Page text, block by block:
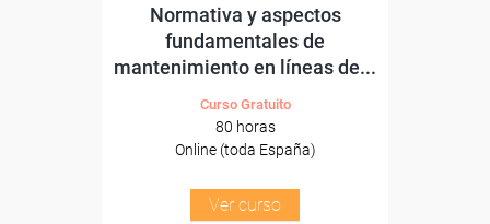
Normativa y aspectos
fundamentales de
mantenimiento en líneas de...
Curso Gratuito
80 horas
Online (toda España)
Ver curso